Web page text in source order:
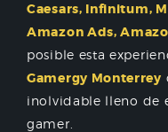
Caesars, Infinitum,
Amazon Ads,
posible esta
Gamergy Monterrey
inolvidable lleno de
gamer.